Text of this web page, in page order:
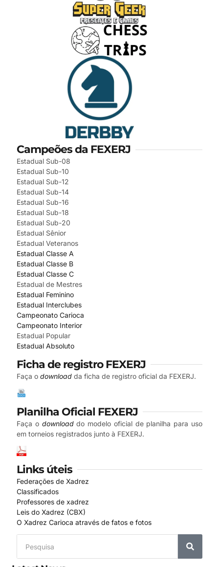
Campeões da FEXERJ
Estadual Sub-08
Estadual Sub-10
Estadual Sub-12
Estadual Sub-14
Estadual Sub-16
Estadual Sub-18
Estadual Sub-20
Estadual Sênior
Estadual Veteranos
Estadual Classe A
Estadual Classe B
Estadual Classe C
Estadual de Mestres
Estadual Feminino
Estadual Interclubes
Campeonato Carioca
Campeonato Interior
Estadual Popular
Estadual Absoluto
Ficha de registro FEXERJ
Faça o download da ficha de registro oficial da FEXERJ.
Planilha Oficial FEXERJ
Faça o downloaddo modelo oficial de planilha para uso
em torneios registrados junto à FEXERJ.
Links úteis
Federações de Xadrez
Classificados
Professores de xadrez
Leis do Xadrez (CBX)
O Xadrez Carioca através de fatos e fotos